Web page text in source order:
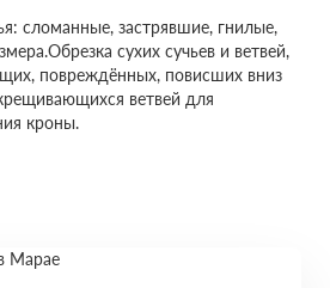
сломанные, застрявшие, гнилые,
сухих сучьев и ветвей,
повреждённых, повисших вниз
ветвей для
кроны.